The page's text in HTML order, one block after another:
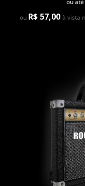
ou R$ 57,00 à vista